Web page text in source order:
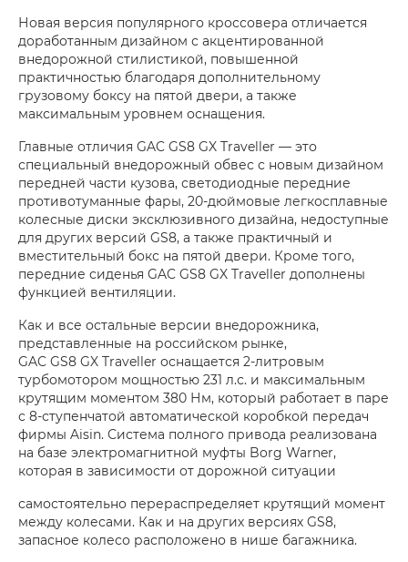
Новая версия популярного кроссовера отличается
доработанным дизайном с акцентированной
внедорожной стилистикой, повышенной
практичностью благодаря дополнительному
грузовому боксу на пятой двери, а также
максимальным уровнем оснащения.
Главные отличия GAC GS8 GX Traveller — это
специальный внедорожный обвес с новым дизайном
передней части кузова, светодиодные передние
противотуманные фары, 20-дюймовые легкосплавные
колесные диски эксклюзивного дизайна, недоступные
для других версий GS8, а также практичный и
вместительный бокс на пятой двери. Кроме того,
передние сиденья GAC GS8 GX Traveller дополнены
функцией вентиляции.
Как и все остальные версии внедорожника,
представленные на российском рынке,
GAC GS8 GX Traveller оснащается 2-литровым
турбомотором мощностью 231 л.с. и максимальным
крутящим моментом 380 Нм, который работает в паре
с 8-ступенчатой автоматической коробкой передач
фирмы Aisin. Система полного привода реализована
на базе электромагнитной муфты Borg Warner,
которая в зависимости от дорожной ситуации
самостоятельно перераспределяет крутящий момент
между колесами. Как и на других версиях GS8,
запасное колесо расположено в нише багажника.